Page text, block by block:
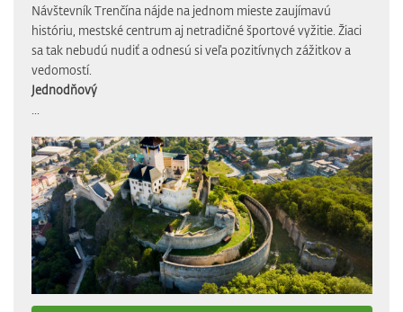
Návštevník Trenčína nájde na jednom mieste zaujímavú
históriu, mestské centrum aj netradičné športové vyžitie. Žiaci
sa tak nebudú nudiť a odnesú si veľa pozitívnych zážitkov a
vedomostí.
Jednodňový